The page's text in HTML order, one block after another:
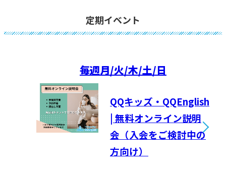
定期イベント
毎週月/火/木/土/日
QQキッズ・QQEnglish
| 無料オンライン説明
会（入会をご検討中の
方向け）